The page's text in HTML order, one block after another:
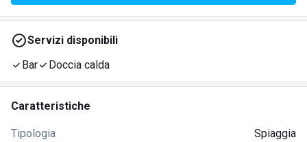
Servizi disponibili
Bar
Doccia calda
Caratteristiche
Tipologia Spiaggia